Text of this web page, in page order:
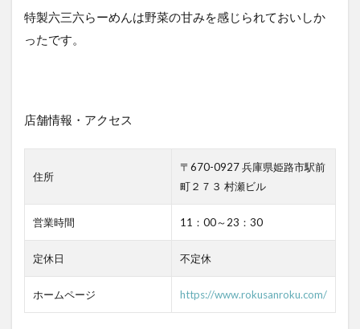
特製六三六らーめんは野菜の甘みを感じられておいしか
ったです。
店舗情報・アクセス
住所
〒670-0927 兵庫県姫路市駅前
町２７３ 村瀬ビル
営業時間 11：00～23：30
定休日 不定休
ホームページ https://www.rokusanroku.com/